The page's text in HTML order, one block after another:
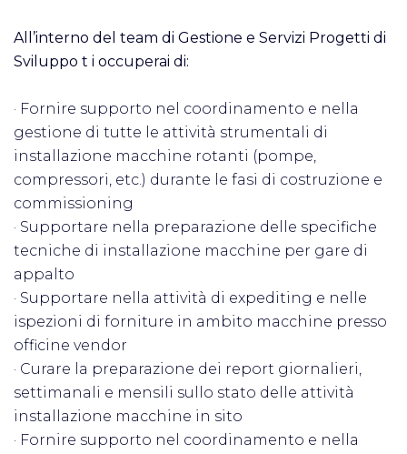
All’interno del team di Gestione e Servizi Progetti di
Sviluppo t i occuperai di:
· Fornire supporto nel coordinamento e nella
gestione di tutte le attività strumentali di
installazione macchine rotanti (pompe,
compressori, etc.) durante le fasi di costruzione e
commissioning
· Supportare nella preparazione delle specifiche
tecniche di installazione macchine per gare di
appalto
· Supportare nella attività di expediting e nelle
ispezioni di forniture in ambito macchine presso
officine vendor
· Curare la preparazione dei report giornalieri,
settimanali e mensili sullo stato delle attività
installazione macchine in sito
· Fornire supporto nel coordinamento e nella